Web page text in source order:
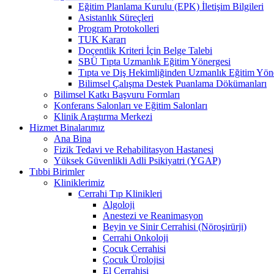
Eğitim Planlama Kurulu (EPK) İletişim Bilgileri
Asistanlık Süreçleri
Program Protokolleri
TUK Kararı
Doçentlik Kriteri İçin Belge Talebi
SBÜ Tıpta Uzmanlık Eğitim Yönergesi
Tıpta ve Diş Hekimliğinden Uzmanlık Eğitim
Bilimsel Çalışma Destek Puanlama Dökümanları
Bilimsel Katkı Başvuru Formları
Konferans Salonları ve Eğitim Salonları
Klinik Araştırma Merkezi
Hizmet Binalarımız
Ana Bina
Fizik Tedavi ve Rehabilitasyon Hastanesi
Yüksek Güvenlikli Adli Psikiyatri (YGAP)
Tıbbi Birimler
Kliniklerimiz
Cerrahi Tıp Klinikleri
Algoloji
Anestezi ve Reanimasyon
Beyin ve Sinir Cerrahisi (Nöroşirürji)
Cerrahi Onkoloji
Çocuk Cerrahisi
Çocuk Ürolojisi
El Cerrahisi